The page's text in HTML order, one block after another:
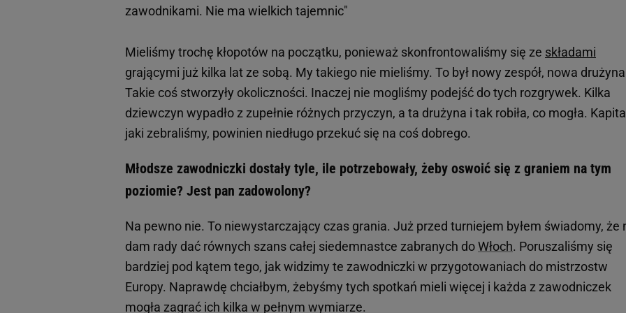
zawodnikami. Nie ma wielkich tajemnic"
Mieliśmy trochę kłopotów na początku, ponieważ skonfrontowaliśmy się ze składami
grającymi już kilka lat ze sobą. My takiego nie mieliśmy. To był nowy zespół, nowa
Takie coś stworzyły okoliczności. Inaczej nie mogliśmy podejść do tych rozgrywek. Kilka
dziewczyn wypadło z zupełnie różnych przyczyn, a ta drużyna i tak robiła, co mogła.
jaki zebraliśmy, powinien niedługo przekuć się na coś dobrego.
Młodsze zawodniczki dostały tyle, ile potrzebowały, żeby oswoić się z graniem na tym
poziomie? Jest pan zadowolony?
Na pewno nie. To niewystarczający czas grania. Już przed turniejem byłem świadomy, że
dam rady dać równych szans całej siedemnastce zabranych doWłoch. Poruszaliśmy się
bardziej pod kątem tego, jak widzimy te zawodniczki w przygotowaniach do mistrzostw
Europy. Naprawdę chciałbym, żebyśmy tych spotkań mieli więcej i każda z zawodniczek
mogła zagrać ich kilka w pełnym wymiarze.